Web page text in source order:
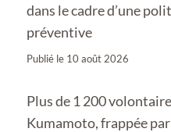
dans le cadre d’une
préventive
Publié le 10 août 2026
Plus de 1 200
Kumamoto, frappée